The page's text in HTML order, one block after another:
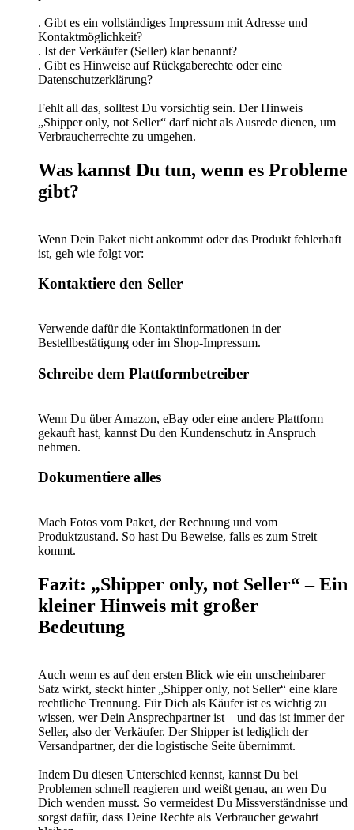
. Gibt es ein vollständiges Impressum mit Adresse und
Kontaktmöglichkeit?
. Ist der Verkäufer (Seller) klar benannt?
. Gibt es Hinweise auf Rückgaberechte oder eine
Datenschutzerklärung?
Fehlt all das, solltest Du vorsichtig sein. Der Hinweis
„Shipper only, not Seller“ darf nicht als Ausrede dienen, um
Verbraucherrechte zu umgehen.
Was kannst Du tun, wenn es Probleme
gibt?
Wenn Dein Paket nicht ankommt oder das Produkt fehlerhaft
ist, geh wie folgt vor:
Kontaktiere den Seller
Verwende dafür die Kontaktinformationen in der
Bestellbestätigung oder im Shop-Impressum.
Schreibe dem Plattformbetreiber
Wenn Du über Amazon, eBay oder eine andere Plattform
gekauft hast, kannst Du den Kundenschutz in Anspruch
nehmen.
Dokumentiere alles
Mach Fotos vom Paket, der Rechnung und vom
Produktzustand. So hast Du Beweise, falls es zum Streit
kommt.
Fazit: „Shipper only, not Seller“ – Ein
kleiner Hinweis mit großer
Bedeutung
Auch wenn es auf den ersten Blick wie ein unscheinbarer
Satz wirkt, steckt hinter „Shipper only, not Seller“ eine klare
rechtliche Trennung. Für Dich als Käufer ist es wichtig zu
wissen, wer Dein Ansprechpartner ist – und das ist immer der
Seller, also der Verkäufer. Der Shipper ist lediglich der
Versandpartner, der die logistische Seite übernimmt.
Indem Du diesen Unterschied kennst, kannst Du bei
Problemen schnell reagieren und weißt genau, an wen Du
Dich wenden musst. So vermeidest Du Missverständnisse und
sorgst dafür, dass Deine Rechte als Verbraucher gewahrt